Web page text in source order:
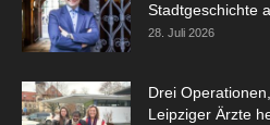
Stadtgeschichte
28. Juli 2026
Drei
Leipziger Ärzte